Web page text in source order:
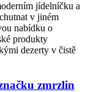
jídelníčku a
v jiném
nabídku o
produkty
dezerty v čistě
zmrzlin